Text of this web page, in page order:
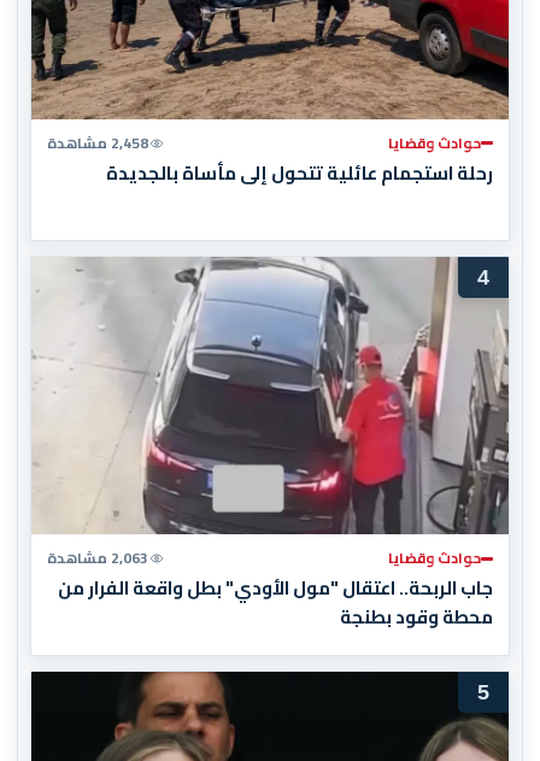
حوادث وقضايا 2,458 مشاهدة
رحلة استجمام عائلية تتحول إلى مأساة بالجديدة
4
حوادث وقضايا 2,063 مشاهدة
جاب الربحة.. اعتقال "مول الأودي" بطل واقعة الفرار من
محطة وقود بطنجة
5